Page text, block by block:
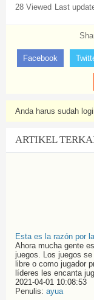
28 Viewed Last
Facebook
Anda harus sudah
ARTIKEL
Esta es la razón por
Ahora mucha gente
juegos. Los juegos
libre o como jugador
líderes les encanta
2021-04-01 10:08:53
Penulis: ayua